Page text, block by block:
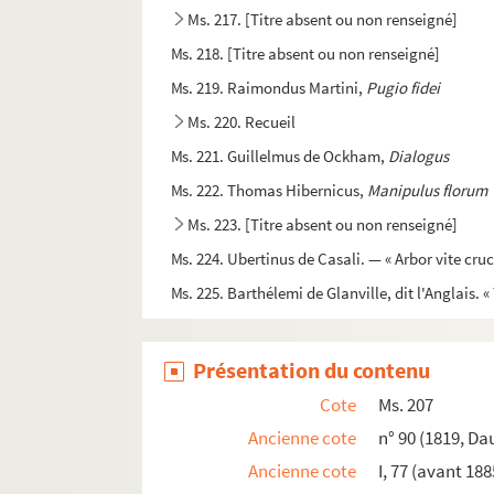
Ms. 217. [Titre absent ou non renseigné]
Ms. 218. [Titre absent ou non renseigné]
Ms. 219. Raimondus Martini, Pugio fidei
Ms. 220. Recueil
Ms. 221. Guillelmus de Ockham, Dialogus
Ms. 222. Thomas Hibernicus, Manipulus florum
Ms. 223. [Titre absent ou non renseigné]
Ms. 224. Ubertinus de Casali. — « Arbor vite
Ms. 225. Barthélemi de Glanville, dit l'Anglais.
Ms. 227. [Titre absent ou non renseigné]
Ms. 228. Jean de Torquemada, dit le cardinal
Ms. 229. Recueil
Ms. 230. Recueil
Présentation du contenu
Cote
Ms. 207
Ancienne cote
n° 90 (1819,
Ancienne cote
I, 77 (avant